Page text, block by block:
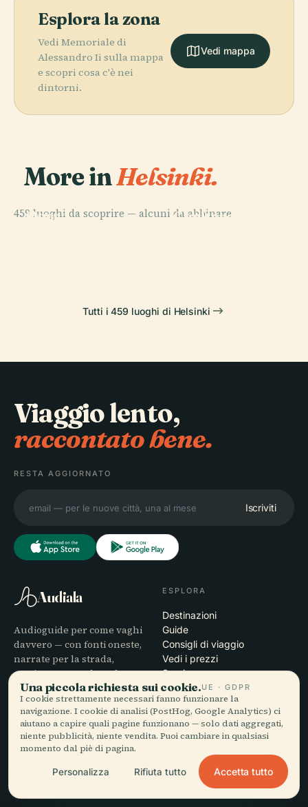
Esplora la zona
Vedi Memoriale di
Alessandro Ii sulla mappa
e scopri cosa c'è nei
dintorni.
Vedi mappa
More inHelsinki.
459 luoghi da scoprire — alcuni da abbinare.
PLACE
Cimitero di
Opera
PLACE
Tutti i 459 luoghi di Helsinki
Viaggio lento,
raccontato bene.
RESTA AGGIORNATO
Iscriviti
Audiala
Audioguide per come vaghi
davvero — con fonti oneste,
narrate per la strada,
scaricate una volta sola.
ESPLORA
Destinazioni
Guide
Consigli di viaggio
Vedi i prezzi
Scarica
AZIENDA
Chi siamo
Processo editoriale
Assistenza
Risoluzione dei problemi
Contatti
Diventa partner
Una piccola richiesta sui cookie.UE · GDPR
I cookie strettamente necessari fanno funzionare la
navigazione. I cookie di analisi (PostHog, Google Analytics) ci
aiutano a capire quali pagine funzionano — solo dati aggregati,
niente pubblicità, niente vendita. Puoi cambiare in qualsiasi
momento dal piè di pagina.
Personalizza Rifiuta tutto Accetta tutto